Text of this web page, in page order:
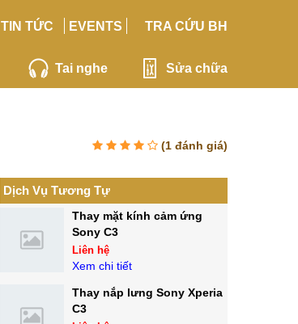
TIN TỨC EVENTS TRA CỨU BH
Tai nghe Sửa chữa
(1 đánh giá)
Dịch Vụ Tương Tự
Thay mặt kính cảm ứng
Sony C3
Liên hệ
Xem chi tiết
Thay nắp lưng Sony Xperia
C3